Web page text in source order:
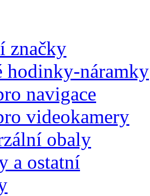
značky
hodinky-náramky
navigace
videokamery
obaly
a ostatní